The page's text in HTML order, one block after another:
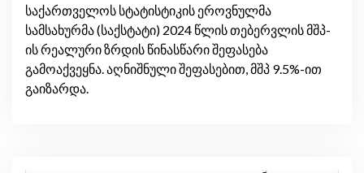
პროგნოზის ძირითადი
განმაპირობებელი ფაქტორები
საქართველოს სტატისტიკის ეროვნულმა
სამსახურმა (საქსტატი) 2024 წლის თებერვლის მშპ-
ის რეალური ზრდის წინასწარი შეფასება
გამოაქვეყნა. აღნიშნული შეფასებით, მშპ 9.5%-ით
გაიზარდა.